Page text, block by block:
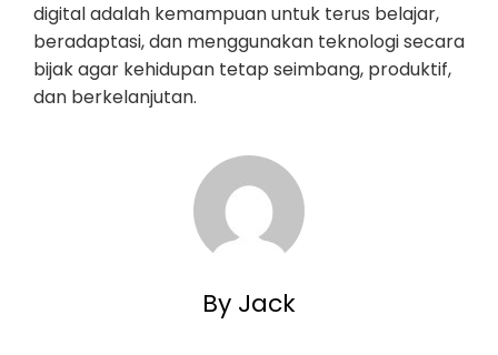
digital adalah kemampuan untuk terus belajar,
beradaptasi, dan menggunakan teknologi secara
bijak agar kehidupan tetap seimbang, produktif,
dan berkelanjutan.
By Jack